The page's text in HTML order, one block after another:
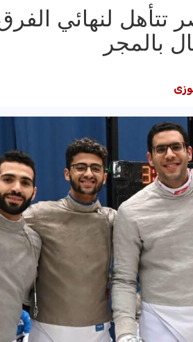
تتأهل لنهائي
بالمجر